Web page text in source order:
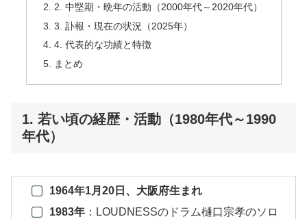
2. 中堅期・晩年の活動（2000年代～2020年代）
3. 訃報・現在の状況（2025年）
4. 代表的な功績と特徴
まとめ
1. 若い頃の経歴・活動（1980年代～1990
年代）
1964年1月20日、大阪府生まれ
1983年：LOUDNESSのドラム樋口宗孝のソロ